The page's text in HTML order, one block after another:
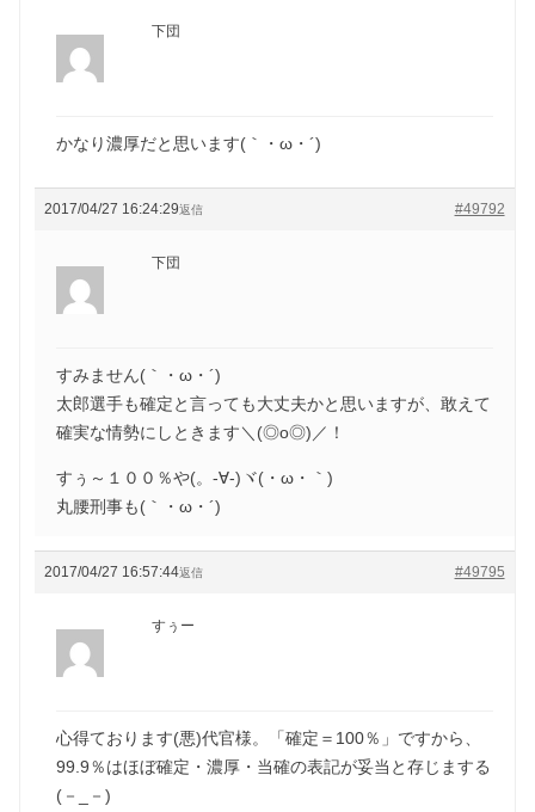
下団
かなり濃厚だと思います(｀・ω・´)ゞ
2017/04/27 16:24:29 #49792
返信
下団
すみません(｀・ω・´)ゞ
太郎選手も確定と言っても大丈夫かと思いますが、敢えて
確実な情勢にしときます＼(◎o◎)／！
すぅ～１００％や(。-∀-)ヾ(・ω・｀)
丸腰刑事も(｀・ω・´)ゞ
2017/04/27 16:57:44 #49795
返信
すぅー
心得ております(悪)代官様。「確定＝100％」ですから、
99.9％はほぼ確定・濃厚・当確の表記が妥当と存じまする
(－_－)